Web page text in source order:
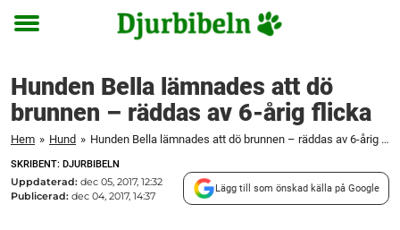
Toggle
Hunden Bella lämnades att dö
brunnen – räddas av 6-årig flicka
Hem » Hund » Hunden Bella lämnades att dö brunnen – räddas av 6-årig flicka
SKRIBENT: DJURBIBELN
Uppdaterad: dec 05, 2017, 12:32
Publicerad: dec 04, 2017, 14:37
Lägg till som önskad källa på Google